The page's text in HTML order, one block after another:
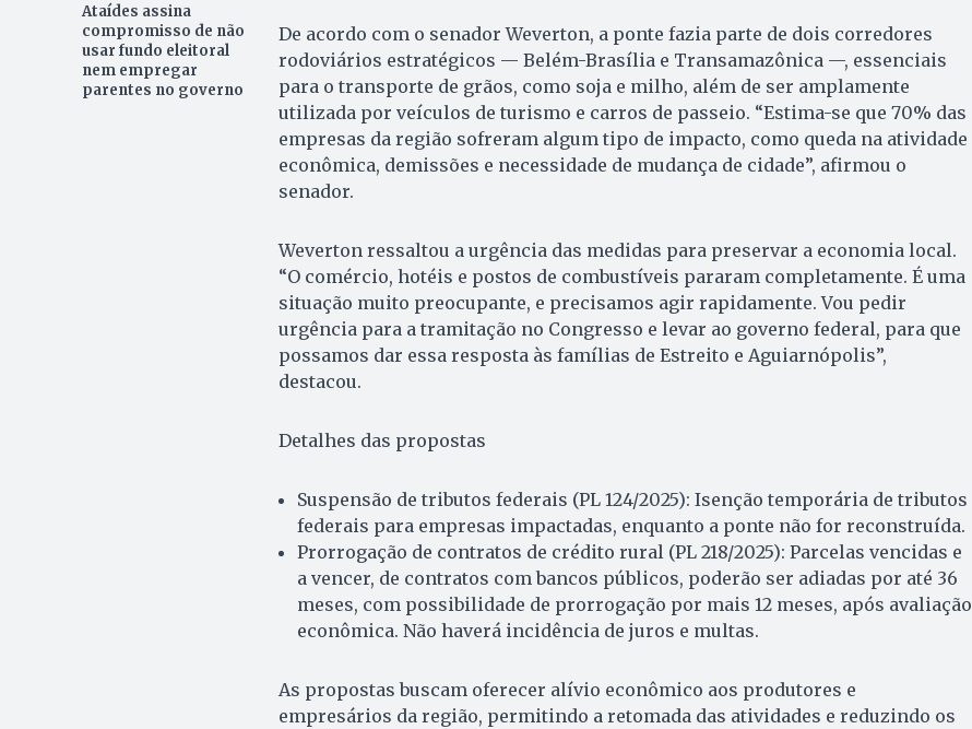
Ataídes assina
compromisso de não
usar fundo eleitoral
nem empregar
parentes no governo
De acordo com o senador Weverton, a ponte fazia parte de dois corredores
rodoviários estratégicos — Belém-Brasília e Transamazônica —, essenciais
para o transporte de grãos, como soja e milho, além de ser amplamente
utilizada por veículos de turismo e carros de passeio. “Estima-se que 70% das
empresas da região sofreram algum tipo de impacto, como queda na atividade
econômica, demissões e necessidade de mudança de cidade”, afirmou o
senador.
Weverton ressaltou a urgência das medidas para preservar a economia local.
“O comércio, hotéis e postos de combustíveis pararam completamente. É uma
situação muito preocupante, e precisamos agir rapidamente. Vou pedir
urgência para a tramitação no Congresso e levar ao governo federal, para que
possamos dar essa resposta às famílias de Estreito e Aguiarnópolis”,
destacou.
Detalhes das propostas
Suspensão de tributos federais (PL 124/2025): Isenção temporária de tributos
federais para empresas impactadas, enquanto a ponte não for reconstruída.
Prorrogação de contratos de crédito rural (PL 218/2025): Parcelas vencidas e
a vencer, de contratos com bancos públicos, poderão ser adiadas por até 36
meses, com possibilidade de prorrogação por mais 12 meses, após avaliação
econômica. Não haverá incidência de juros e multas.
As propostas buscam oferecer alívio econômico aos produtores e
empresários da região, permitindo a retomada das atividades e reduzindo os